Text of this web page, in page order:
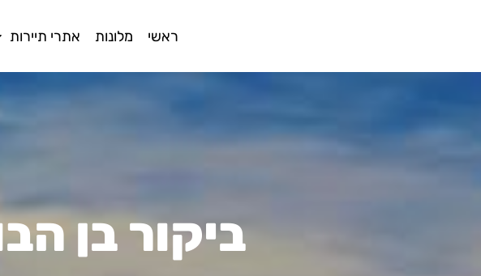
ראשי מלונות אתרי תיירות
ביקור בן